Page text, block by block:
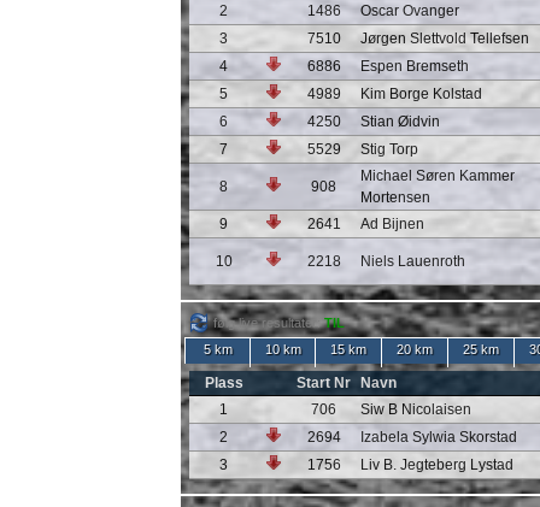
2
1486
Oscar Ovanger
3
7510
Jørgen Slettvold Tellefsen
4
6886
Espen Bremseth
5
4989
Kim Borge Kolstad
6
4250
Stian Øidvin
7
5529 Stig Torp
8 908
Michael Søren Kammer
Mortensen
9
2641 Ad Bijnen
10 2218 Niels Lauenroth
følg live resultater:TIL
5 km
10 km 15 km 20 km 25 km
Plass Start Nr
Navn
1
706
Siw B Nicolaisen
2
2694
Izabela Sylwia Skorstad
3
1756 Liv B. Jegteberg Lystad